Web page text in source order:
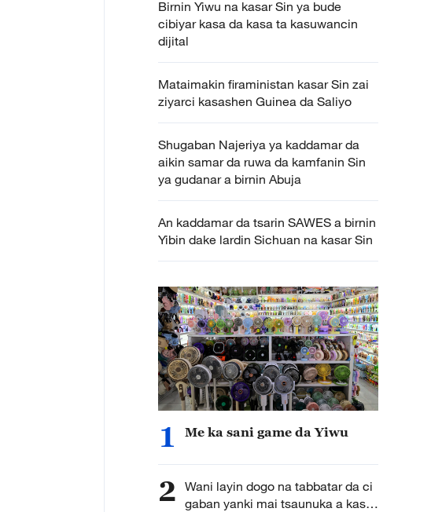
Birnin Yiwu na kasar Sin ya bude
cibiyar kasa da kasa ta kasuwancin
dijital
Mataimakin firaministan kasar Sin zai
ziyarci kasashen Guinea da Saliyo
Shugaban Najeriya ya kaddamar da
aikin samar da ruwa da kamfanin Sin
ya gudanar a birnin Abuja
An kaddamar da tsarin SAWES a birnin
Yibin dake lardin Sichuan na kasar Sin
1 Me ka sani game da Yiwu
2 Wani layin dogo na tabbatar da ci
gaban yanki mai tsaunuka a kasar